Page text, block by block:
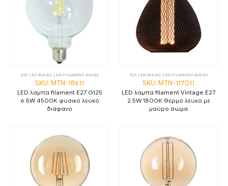
E27, LED BULBS, LED FILAMENT BULBS
SKU: MTN-18611
LED λάμπα filament E27 G125
6.5W 4500K φυσικό λευκό
διάφανο
E27, LED BULBS, LED FILAMENT BULBS
SKU: MTN-117011
LED λάμπα filament Vintage E27
2.5W 1800K θερμό λευκό με
μαύρο σώμα